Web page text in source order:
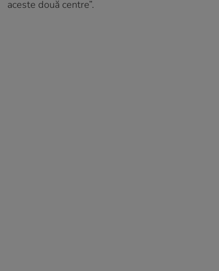
aceste două centre”.